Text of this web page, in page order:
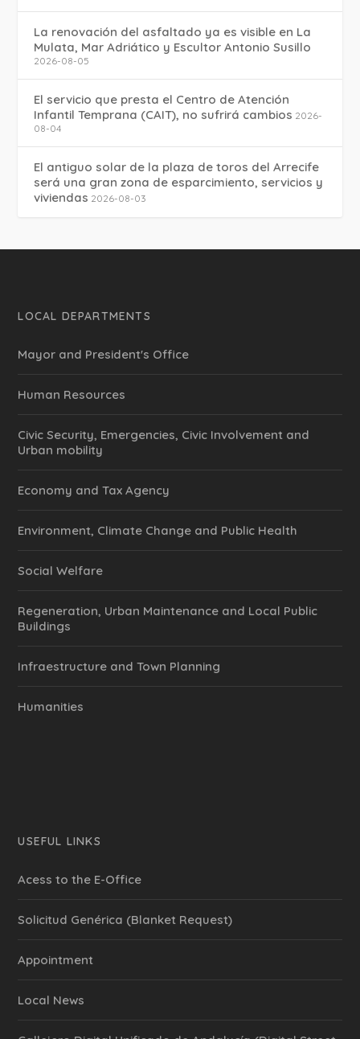
La renovación del asfaltado ya es visible en La
Mulata, Mar Adriático y Escultor Antonio Susillo
2026-08-05
El servicio que presta el Centro de Atención
Infantil Temprana (CAIT), no sufrirá cambios 2026-
08-04
El antiguo solar de la plaza de toros del Arrecife
será una gran zona de esparcimiento, servicios y
viviendas 2026-08-03
LOCAL DEPARTMENTS
Mayor and President's Office
Human Resources
Civic Security, Emergencies, Civic Involvement and
Urban mobility
Economy and Tax Agency
Environment, Climate Change and Public Health
Social Welfare
Regeneration, Urban Maintenance and Local Public
Buildings
Infraestructure and Town Planning
Humanities
USEFUL LINKS
Acess to the E-Office
Solicitud Genérica (Blanket Request)
Appointment
Local News